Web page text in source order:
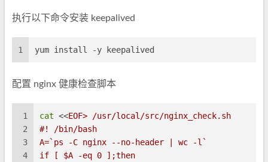
执行以下命令安装 keepalived
1 yum install -y keepalived
配置 nginx 健康检查脚本
1
2
3
4
cat <<EOF> /usr/local/src/nginx_check.sh
#! /bin/bash
A=`ps -C nginx --no-header | wc -l`
if [ $A -eq 0 ];then